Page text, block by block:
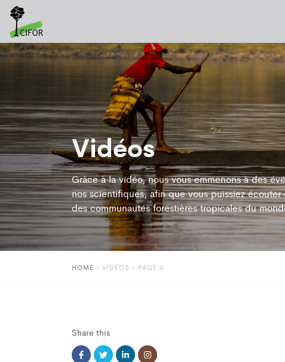
Vidéos
Grâce à la vidéo, nous vous emmenons à des
nos scientifiques, afin que vous puissiez
des communautés forestières tropicales du
HOME » VIDÉOS » PAGE 4
Share this